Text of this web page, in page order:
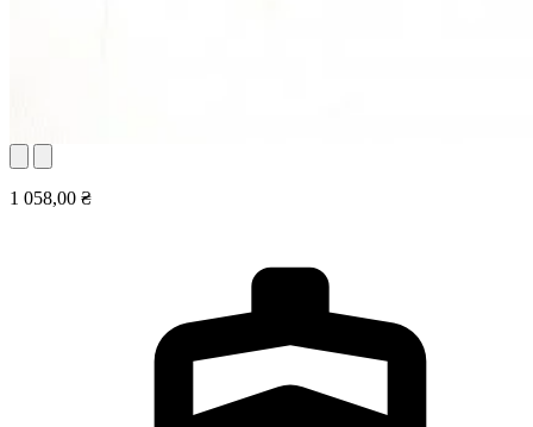
1 058,00 ₴